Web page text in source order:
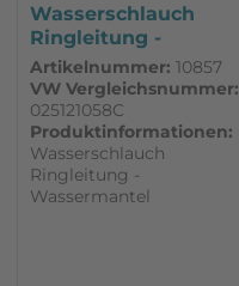
Wasserschlauch
Ringleitung -
Wassermantel...
Artikelnummer: 10857
VW Vergleichsnummer:
025121058C
Produktinformationen:
Wasserschlauch
Ringleitung -
Wassermantel